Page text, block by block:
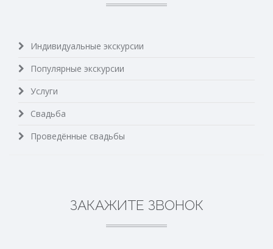
Индивидуальные экскурсии
Популярные экскурсии
Услуги
Свадьба
Проведённые свадьбы
ЗАКАЖИТЕ ЗВОНОК